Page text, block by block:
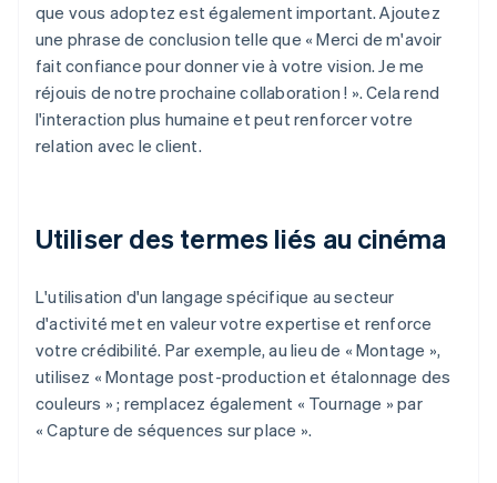
que vous adoptez est également important. Ajoutez
une phrase de conclusion telle que « Merci de m'avoir
fait confiance pour donner vie à votre vision. Je me
réjouis de notre prochaine collaboration ! ». Cela rend
l'interaction plus humaine et peut renforcer votre
relation avec le client.
Utiliser des termes liés au cinéma
L'utilisation d'un langage spécifique au secteur
d'activité met en valeur votre expertise et renforce
votre crédibilité. Par exemple, au lieu de « Montage »,
utilisez « Montage post-production et étalonnage des
couleurs » ; remplacez également « Tournage » par
« Capture de séquences sur place ».